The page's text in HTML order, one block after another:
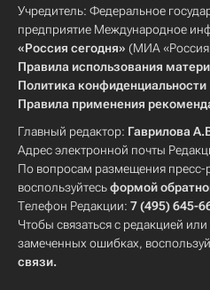
Учредитель: Федеральное
предприятие Международное
«Россия сегодня» (МИА «Россия
Правила использования
Политика конфиденциальности
Правила применения
Главный редактор: Гаврилова
Адрес электронной почты
По вопросам размещения пресс-
воспользуйтесьформой
Телефон Редакции: 7 (495) 645-
Чтобы связаться с редакцией
замеченных ошибках,
связи.